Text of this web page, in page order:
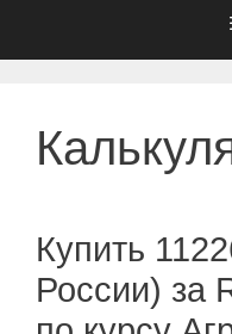
Купить
России) за